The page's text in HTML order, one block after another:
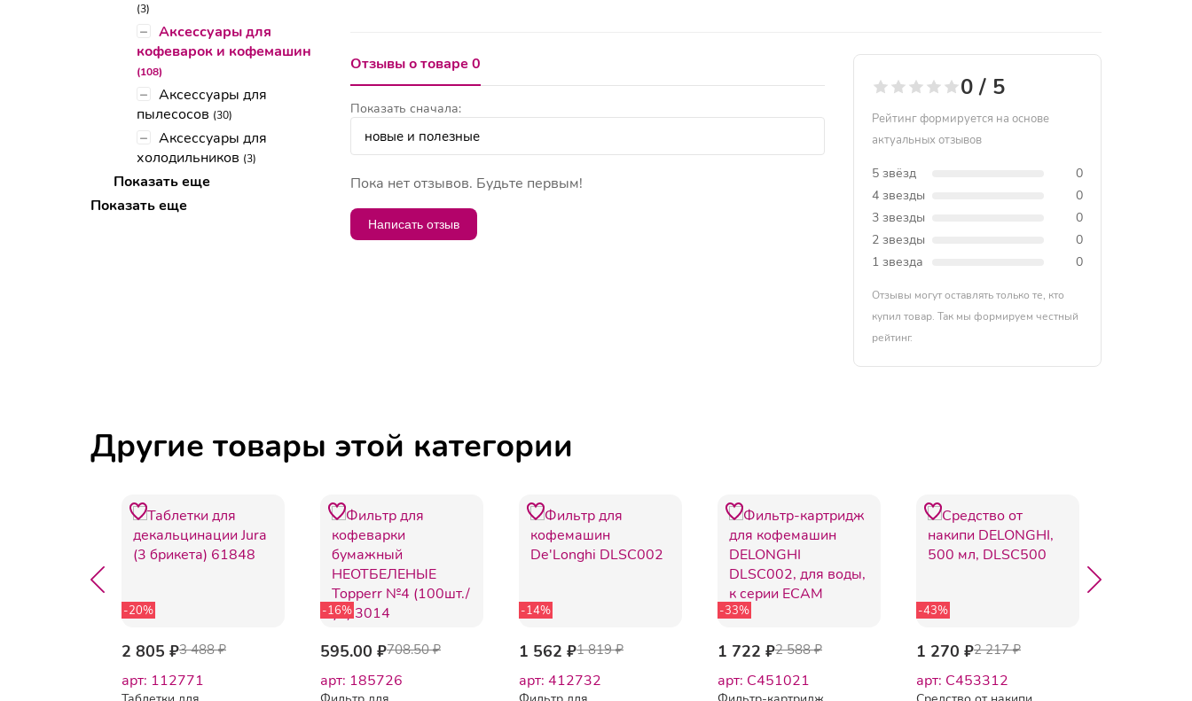
(3)
– Аксессуары для
кофеварок и кофемашин
(108)
– Аксессуары для
пылесосов (30)
– Аксессуары для
холодильников (3)
Показать еще
Показать еще
Отзывы о товаре 0
Показать сначала:
Пока нет отзывов. Будьте первым!
Написать отзыв
0 / 5
Рейтинг формируется на основе
актуальных отзывов
5 звёзд
0
4 звезды
0
3 звезды
0
2 звезды
0
1 звезда
0
Отзывы могут оставлять только те, кто
купил товар. Так мы формируем честный
рейтинг.
Другие товары этой категории
-20%
2 805 ₽3 488 ₽
арт: 112771
-16%
595.00 ₽708.50 ₽
арт: 185726
-14%
1 562 ₽1 819 ₽
арт: 412732
-33%
1 722 ₽2 588 ₽
арт: C451021
-43%
1 270 ₽2 217 ₽
арт: C453312